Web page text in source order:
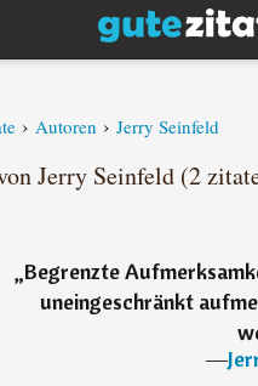
› Autoren › Jerry Seinfeld
Jerry Seinfeld (2
„Begrenzte
uneingeschränkt
―